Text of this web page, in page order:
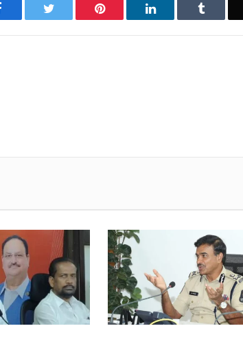
Facebook Twitter Pinterest LinkedIn Tumblr